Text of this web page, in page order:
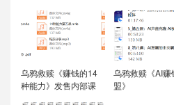
乌鸦救赎《赚钱的14
种能力》发售内部课
乌鸦救赎《AI赚
盟》